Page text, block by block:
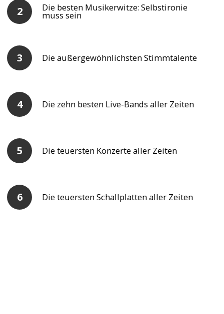
Die besten Musikerwitze: Selbstironie
muss sein
Die außergewöhnlichsten Stimmtalente
Die zehn besten Live-Bands aller Zeiten
Die teuersten Konzerte aller Zeiten
Die teuersten Schallplatten aller Zeiten